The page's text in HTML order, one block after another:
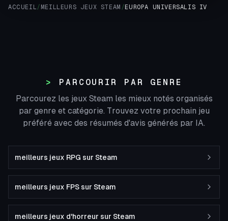
ACCUEIL/ MEILLEURS JEUX STEAM /EUROPA UNIVERSALIS IV
PARCOURIR PAR GENRE
Parcourez les jeux Steam les mieux notés organisés
par genre et catégorie. Trouvez votre prochain jeu
préféré avec des résumés d'avis générés par IA.
meilleurs jeux RPG sur Steam
meilleurs jeux FPS sur Steam
meilleurs jeux d'horreur sur Steam